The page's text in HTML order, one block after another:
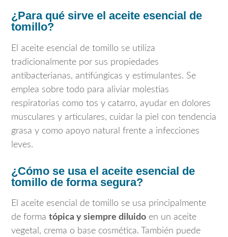
¿Para qué sirve el aceite esencial de
tomillo?
El aceite esencial de tomillo se utiliza
tradicionalmente por sus propiedades
antibacterianas, antifúngicas y estimulantes. Se
emplea sobre todo para aliviar molestias
respiratorias como tos y catarro, ayudar en dolores
musculares y articulares, cuidar la piel con tendencia
grasa y como apoyo natural frente a infecciones
leves.
¿Cómo se usa el aceite esencial de
tomillo de forma segura?
El aceite esencial de tomillo se usa principalmente
de forma tópica y siempre diluido en un aceite
vegetal, crema o base cosmética. También puede